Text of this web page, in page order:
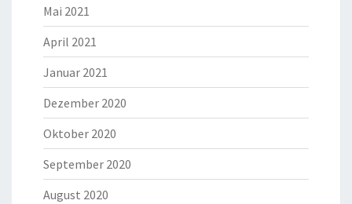
Mai 2021
April 2021
Januar 2021
Dezember 2020
Oktober 2020
September 2020
August 2020